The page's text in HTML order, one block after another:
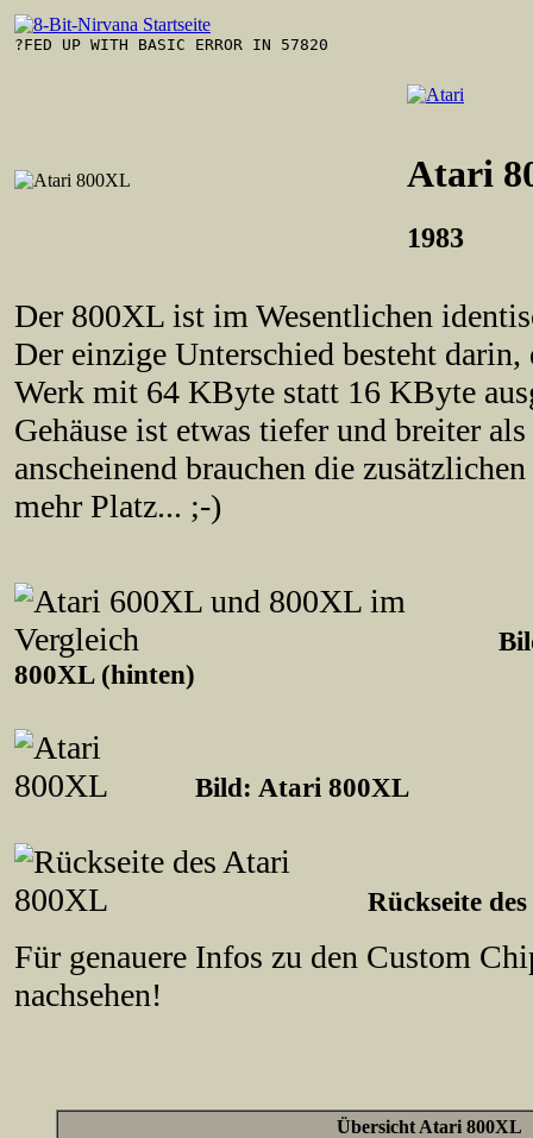
?FED UP WITH BASIC ERROR IN 57820
Atari
1983
Der 800XL ist im Wesentlichen
Der einzige Unterschied besteht
Werk mit 64 KByte statt 16 KByte
Gehäuse ist etwas tiefer und breiter
anscheinend brauchen die
mehr Platz... ;-)
800XL (hinten)
Bild: Atari 800XL
Rückseite
Für genauere Infos zu den Custom
nachsehen!
Übersicht Atari 800XL